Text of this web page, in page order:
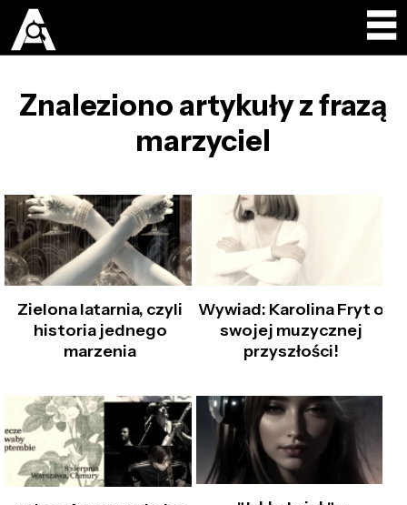
Znaleziono artykuły z frazą
marzyciel
Zielona latarnia, czyli
historia jednego
marzenia
Wywiad: Karolina Fryt o
swojej muzycznej
przyszłości!